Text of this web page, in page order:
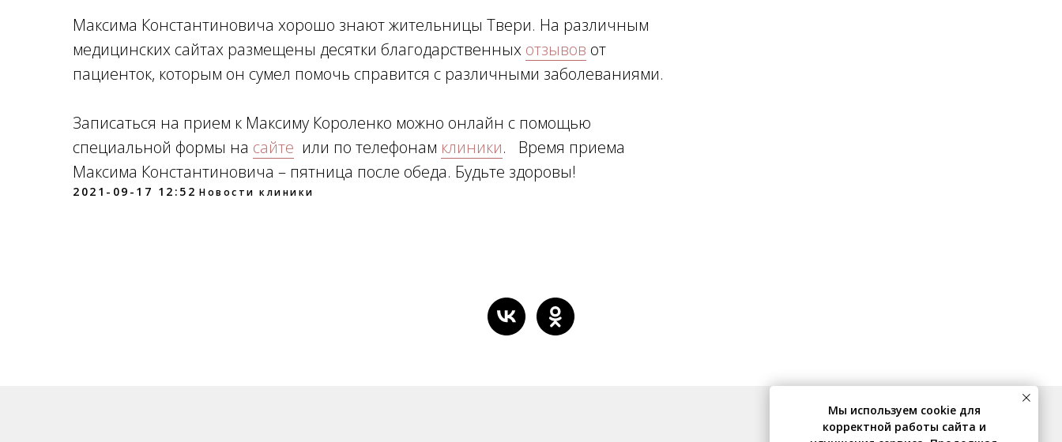
Максима Константиновича хорошо знают жительницы Твери. На различным
медицинских сайтах размещены десятки благодарственных отзывов от
пациенток, которым он сумел помочь справится с различными заболеваниями.
Записаться на прием к Максиму Короленко можно онлайн с помощью
специальной формы на сайте или по телефонам клиники. Время приема
Максима Константиновича – пятница после обеда. Будьте здоровы!
2021-09-17 12:52 Новости клиники
Мы используем cookie для
корректной работы сайта и